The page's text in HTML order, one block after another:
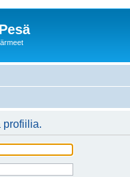
profiilia.